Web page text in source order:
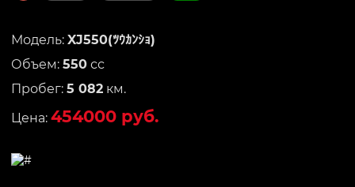
Модель: XJ550(ﾂｳｶﾝｼｮ)
Объем: 550 сс
Пробег: 5 082 км.
Цена: 454000 руб.